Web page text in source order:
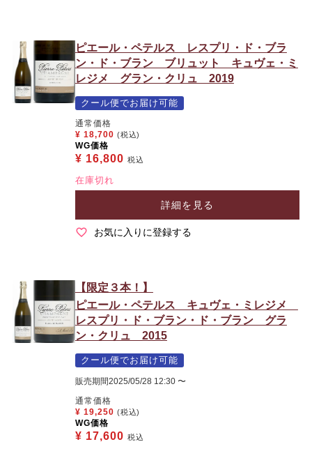
ピエール・ペテルス レスプリ・ド・ブラ
ン・ド・ブラン ブリュット キュヴェ・ミ
レジメ グラン・クリュ 2019
クール便でお届け可能
通常価格
¥ 18,700 (税込)
WG価格
¥ 16,800 税込
在庫切れ
詳細を見る
お気に入りに登録する
【限定３本！】
ピエール・ペテルス キュヴェ・ミレジメ
レスプリ・ド・ブラン・ド・ブラン グラ
ン・クリュ 2015
クール便でお届け可能
販売期間2025/05/28 12:30 〜
通常価格
¥ 19,250 (税込)
WG価格
¥ 17,600 税込